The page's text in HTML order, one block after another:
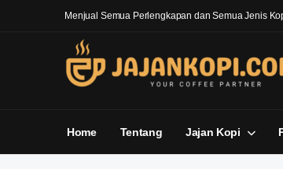
Menjual Semua Perlengkapan dan Semua Jenis
Home Tentang Jajan Kopi